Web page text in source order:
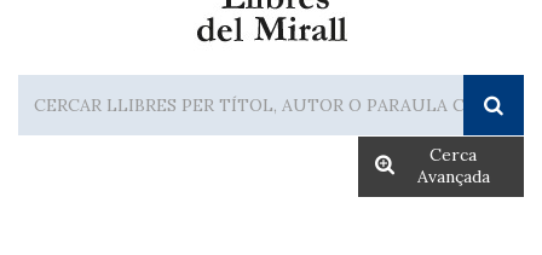
Cerca
Avançada